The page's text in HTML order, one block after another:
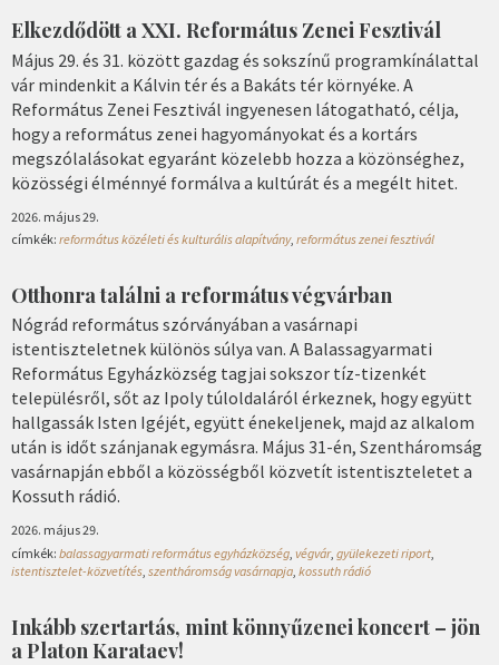
Elkezdődött a XXI. Református Zenei Fesztivál
Május 29. és 31. között gazdag és sokszínű programkínálattal
vár mindenkit a Kálvin tér és a Bakáts tér környéke. A
Református Zenei Fesztivál ingyenesen látogatható, célja,
hogy a református zenei hagyományokat és a kortárs
megszólalásokat egyaránt közelebb hozza a közönséghez,
közösségi élménnyé formálva a kultúrát és a megélt hitet.
2026. május 29.
címkék: református közéleti és kulturális alapítvány, református zenei fesztivál
Otthonra találni a református végvárban
Nógrád református szórványában a vasárnapi
istentiszteletnek különös súlya van. A Balassagyarmati
Református Egyházközség tagjai sokszor tíz-tizenkét
településről, sőt az Ipoly túloldaláról érkeznek, hogy együtt
hallgassák Isten Igéjét, együtt énekeljenek, majd az alkalom
után is időt szánjanak egymásra. Május 31-én, Szentháromság
vasárnapján ebből a közösségből közvetít istentiszteletet a
Kossuth rádió.
2026. május 29.
címkék: balassagyarmati református egyházközség végvár, gyülekezeti riport
istentisztelet-közvetítés szentháromság vasárnapja kossuth rádió
Inkább szertartás, mint könnyűzenei koncert – jön
a Platon Karataev!